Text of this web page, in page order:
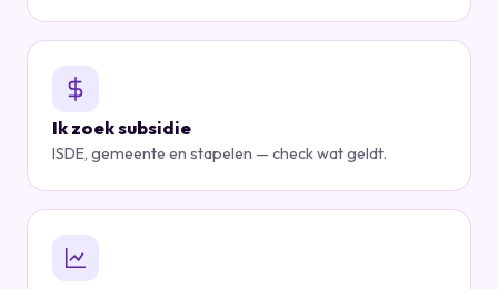
Ik zoek subsidie
ISDE, gemeente en stapelen — check wat geldt.